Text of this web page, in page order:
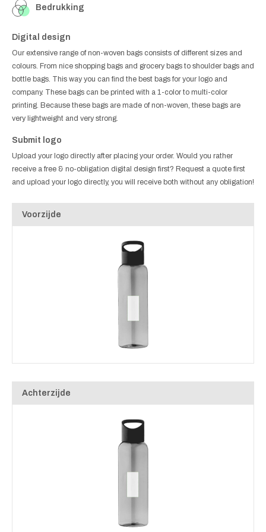
Bedrukking
Digital design
Our extensive range of non-woven bags consists of different sizes and
colours. From nice shopping bags and grocery bags to shoulder bags and
bottle bags. This way you can find the best bags for your logo and
company. These bags can be printed with a 1-color to multi-color
printing. Because these bags are made of non-woven, these bags are
very lightweight and very strong.
Submit logo
Upload your logo directly after placing your order. Would you rather
receive a free & no-obligation digital design first? Request a quote first
and upload your logo directly, you will receive both without any obligation!
Voorzijde
Achterzijde